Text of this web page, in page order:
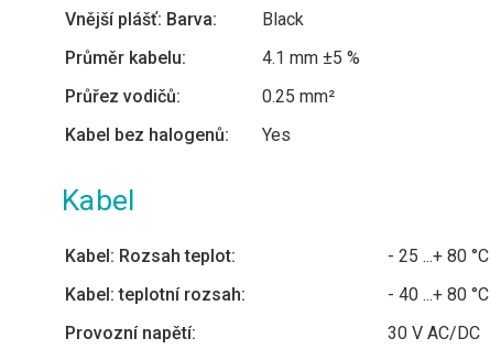
Vnější plášť: Barva:
Black
Průměr kabelu:
4.1 mm ±5 %
Průřez vodičů:
0.25 mm²
Kabel bez halogenů:
Yes
Kabel
Kabel: Rozsah teplot:
- 25 ...+ 80 °C
Kabel: teplotní rozsah:
- 40 ...+ 80 °C
Provozní napětí:
30 V AC/DC